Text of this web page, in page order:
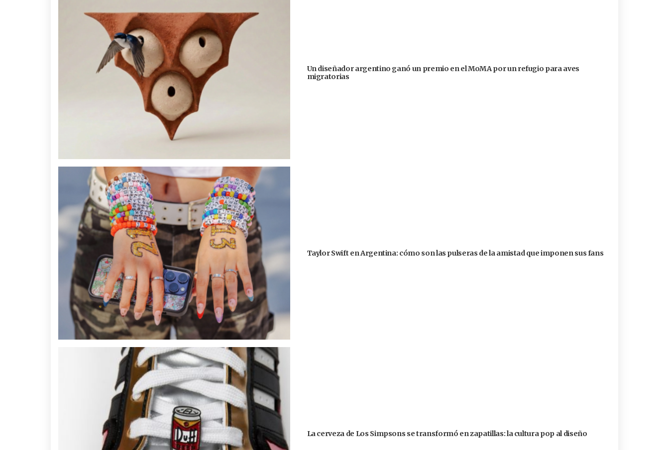
Un diseñador argentino ganó un premio en el MoMA por un refugio para aves
migratorias
Taylor Swift en Argentina: cómo son las pulseras de la amistad que imponen sus fans
La cerveza de Los Simpsons se transformó en zapatillas: la cultura pop al diseño